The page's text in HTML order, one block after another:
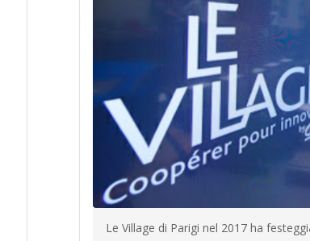
Le Village di Parigi nel 2017 ha